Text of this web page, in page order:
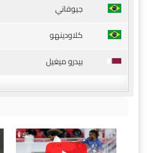
جيوفاني
كلاودينهو
بيدرو ميغيل